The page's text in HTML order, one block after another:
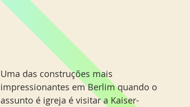
Uma das construções mais
impressionantes em Berlim quando o
assunto é igreja é visitar a Kaiser-